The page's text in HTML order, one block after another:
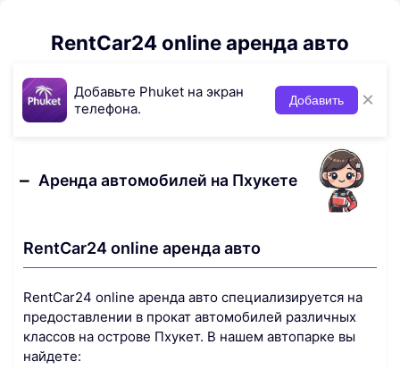
RentCar24 online аренда авто
Добавьте Phuket на экран
телефона.
Добавить ×
Аренда автомобилей на Пхукете
RentCar24 online аренда авто
RentCar24 online аренда авто специализируется на
предоставлении в прокат автомобилей различных
классов на острове Пхукет. В нашем автопарке вы
найдете: